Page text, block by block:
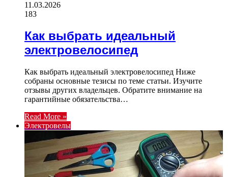
11.03.2026
183
Как выбрать идеальный
электровелосипед
Как выбрать идеальный электровелосипед Ниже
собраны основные тезисы по теме статьи. Изучите
отзывы других владельцев. Обратите внимание на
гарантийные обязательства…
Read More »
Электровелы